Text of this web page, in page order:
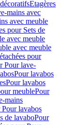
Etagères
mains avec
avec meuble
pour Sets de
avec meuble
avec meuble
pour
Pour lave-
Pour lavabos
Pour lavabos
meublePour
mains
Pour lavabos
de lavaboPour